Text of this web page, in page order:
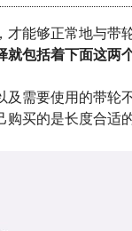
能够正常地与带
包括着下面这两
要使用的带轮
买的是长度合